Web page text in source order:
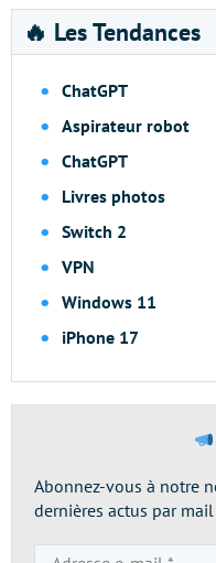
🔥 Les Tendances
ChatGPT
Aspirateur robot
ChatGPT
Livres photos
Switch 2
VPN
Windows 11
iPhone 17
Abonnez-vous à notre
dernières actus par